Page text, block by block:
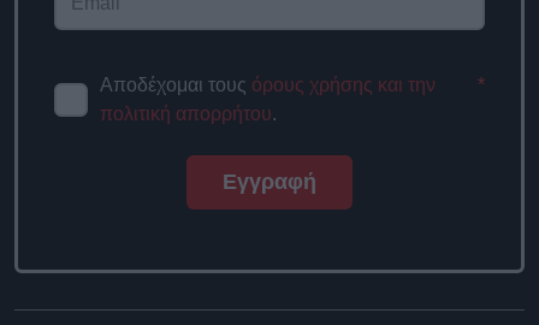
Αποδέχομαι τους όρους χρήσης και την
πολιτική απορρήτου.
*
Εγγραφή